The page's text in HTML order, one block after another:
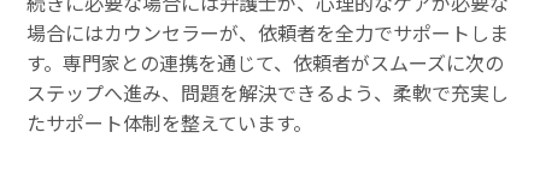
場合にはカウンセラーが、依頼者を全力でサポートしま
す。専門家との連携を通じて、依頼者がスムーズに次の
ステップへ進み、問題を解決できるよう、柔軟で充実し
たサポート体制を整えています。